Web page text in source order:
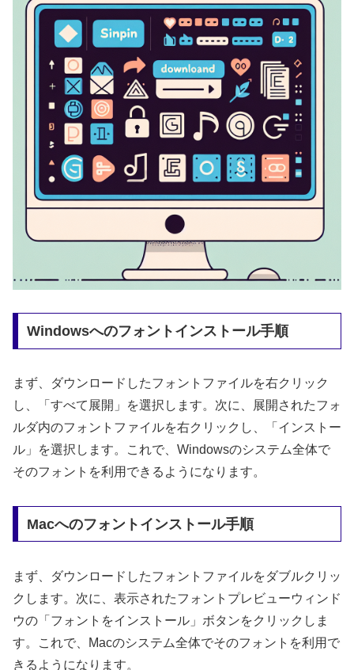
Windowsへのフォントインストール手順
まず、ダウンロードしたフォントファイルを右クリック
し、「すべて展開」を選択します。次に、展開されたフォ
ルダ内のフォントファイルを右クリックし、「インストー
ル」を選択します。これで、Windowsのシステム全体で
そのフォントを利用できるようになります。
Macへのフォントインストール手順
まず、ダウンロードしたフォントファイルをダブルクリッ
クします。次に、表示されたフォントプレビューウィンド
ウの「フォントをインストール」ボタンをクリックしま
す。これで、Macのシステム全体でそのフォントを利用で
きるようになります。